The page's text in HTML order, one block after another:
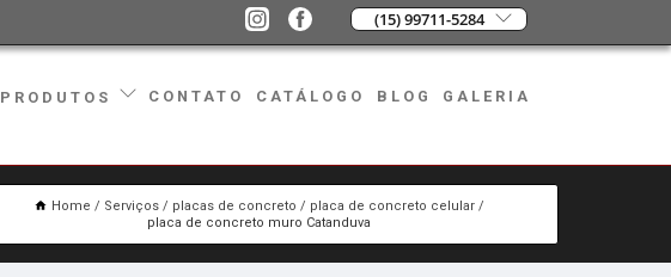
(15) 99711-5284
PRODUTOS CONTATO CATÁLOGO BLOG GALERIA
Home Serviços placas de concreto
placa de concreto celular
placa de concreto muro Catanduva